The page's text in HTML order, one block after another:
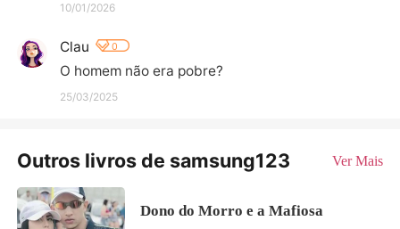
10/01/2026
Clau 0
O homem não era pobre?
25/03/2025
Outros livros de samsung123 Ver Mais
Dono do Morro e a Mafiosa